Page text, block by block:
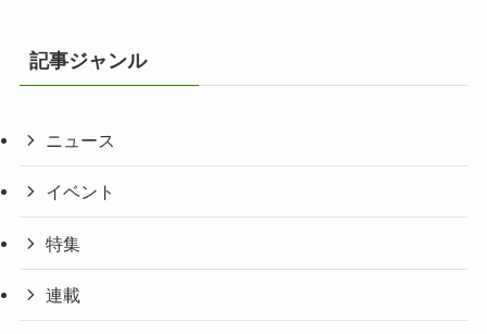
記事ジャンル
ニュース
イベント
特集
連載